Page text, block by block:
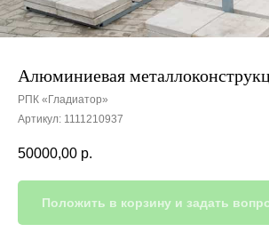
Алюминиевая
РПК «Гладиатор»
Артикул: 1111210937
50000,00 р.
Положить в корзину и задать